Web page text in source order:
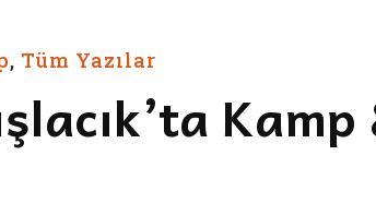
, Tüm Yazılar